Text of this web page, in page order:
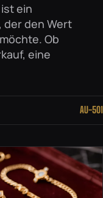
ein
den Wert
Ob
eine
AU-501